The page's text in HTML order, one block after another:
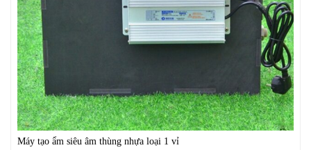
Máy tạo ẩm siêu âm thùng nhựa loại 1 vỉ